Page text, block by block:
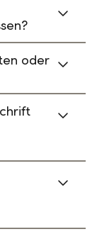
oder